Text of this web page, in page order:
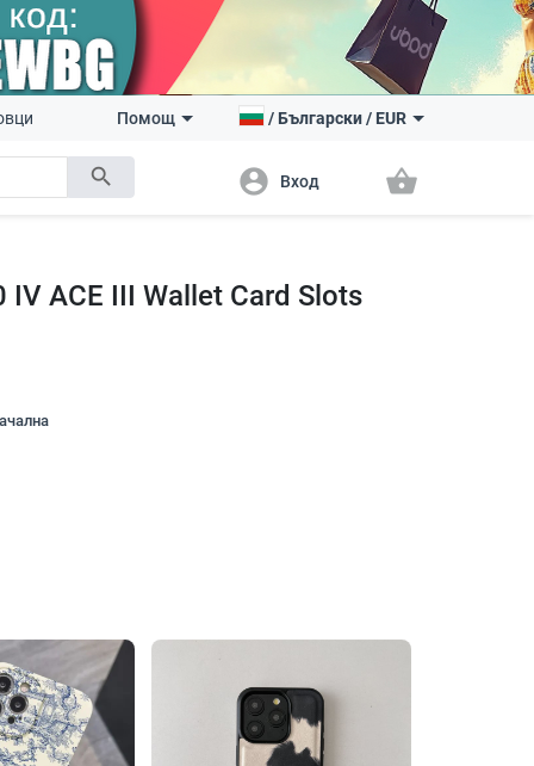
search
Помощ /Български/ EUR
account_circle Вход shopping_basket
ACE III Wallet Card Slots